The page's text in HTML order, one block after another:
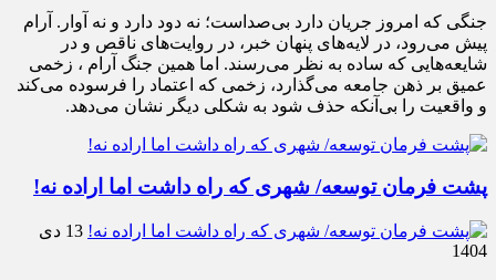
جنگی که امروز جریان دارد بی‌صداست؛ نه دود دارد و نه آوار. آرام
پیش می‌رود، در لایه‌های پنهان خبر، در روایت‌های ناقص و در
شایعه‌هایی که ساده به نظر می‌رسند. اما همین جنگ آرام ، زخمی
عمیق بر ذهن جامعه می‌گذارد، زخمی که اعتماد را فرسوده می‌کند
و واقعیت را بی‌آنکه حذف شود به شکلی دیگر نشان می‌دهد.
پشت فرمان توسعه/ شهری که راه داشت اما اراده نه!
13 دی
1404